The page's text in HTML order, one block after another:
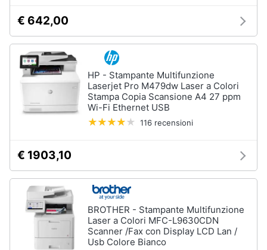
€ 642,00
HP - Stampante Multifunzione
Laserjet Pro M479dw Laser a Colori
Stampa Copia Scansione A4 27 ppm
Wi-Fi Ethernet USB
116 recensioni
€ 1903,10
BROTHER - Stampante Multifunzione
Laser a Colori MFC-L9630CDN
Scanner /Fax con Display LCD Lan /
Usb Colore Bianco